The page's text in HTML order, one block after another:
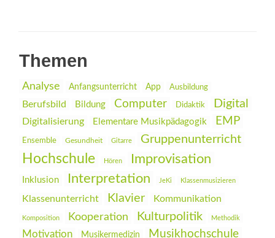
Themen
Analyse Anfangsunterricht App Ausbildung
Berufsbild Bildung Computer Didaktik Digital
Digitalisierung Elementare Musikpädagogik EMP
Ensemble Gesundheit Gitarre Gruppenunterricht
Hochschule Hören Improvisation
Inklusion Interpretation JeKi Klassenmusizieren
Klassenunterricht Klavier Kommunikation
Komposition Kooperation Kulturpolitik Methodik
Motivation Musikermedizin Musikhochschule